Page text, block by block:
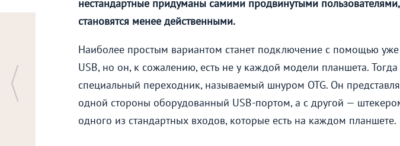
нестандартные придуманы самими продвинутыми
становятся менее действенными.
Наиболее простым вариантом станет подключение с помощью
USB, но он, к сожалению, есть не у каждой модели планшета.
специальный переходник, называемый шнуром OTG. Он
одной стороны оборудованный USB-портом, а с другой —
одного из стандартных входов, которые есть на каждом планшете.